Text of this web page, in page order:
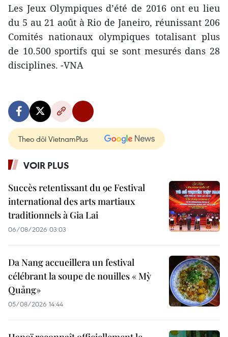
Les Jeux Olympiques d’été de 2016 ont eu lieu
du 5 au 21 août à Rio de Janeiro, réunissant 206
Comités nationaux olympiques totalisant plus
de 10.500 sportifs qui se sont mesur​és dans 28
disciplines. -VNA
Theo dõi VietnamPlus
VOIR PLUS
Succès retentissant du 9e Festival
international des arts martiaux
traditionnels à Gia Lai
06/08/2026 03:03
Da Nang accueillera un festival
célébrant la soupe de nouilles « Mỳ
Quảng»
05/08/2026 14:44